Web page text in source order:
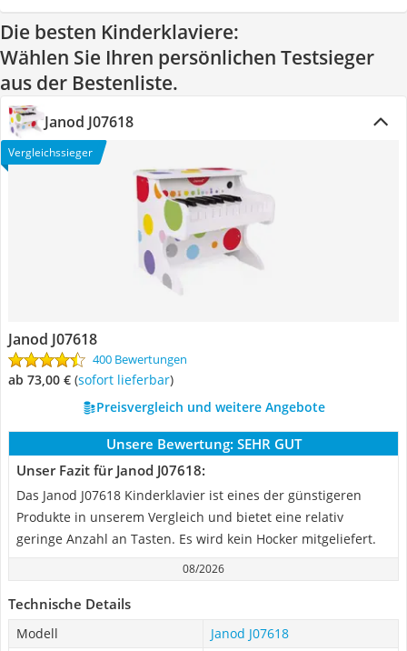
Die besten Kinderklaviere:
Wählen Sie Ihren persönlichen Testsieger
aus der Bestenliste.
Janod J07618
Vergleichssieger
Janod J07618
400 Bewertungen
ab 73,00 € ( Sofort lieferbar)
Preisvergleich und weitere Angebote
Unsere Bewertung: SEHR GUT
Unser Fazit für Janod J07618:
Das Janod J07618 Kinderklavier ist eines der günstigeren
Produkte in unserem Vergleich und bietet eine relativ
geringe Anzahl an Tasten. Es wird kein Hocker mitgeliefert.
08/2026
Technische Details
Modell Janod J07618